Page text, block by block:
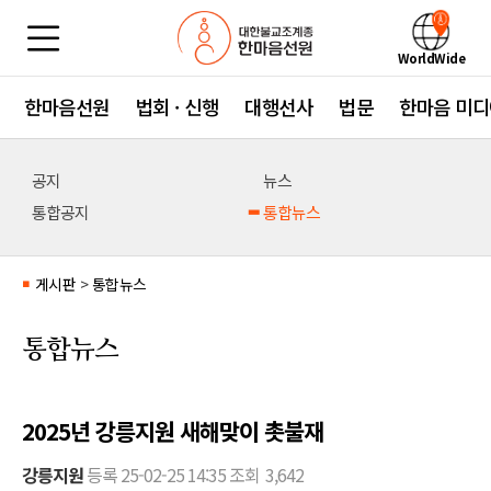
WorldWide
한마음선원 법회 · 신행 대행선사 법문 한마음 미
공지
뉴스
통합공지
통합뉴스
■ 게시판 > 통합뉴스
통합뉴스
2025년 강릉지원 새해맞이 촛불재
강릉지원등록25-02-25 14:35조회 3,642